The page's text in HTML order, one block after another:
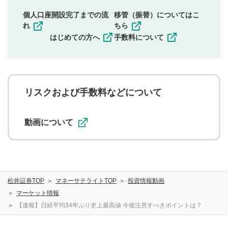
同一内容の多重投稿
その他当社が不適切と判断した投稿
一度投稿した評価およびコメントの変更・削除はできま
ことを承諾したものとします。また、利用者は、コメント
に関する著作者人格権を行使しないことに同意します。利
用者が投稿したコメントは、当社サービスの広告・宣伝、
ることがあります。
個人口座開設完了までの流
れ
はじめての方へ
移管（振替）についてはこ
ちら
手数料について
リスクおよび手数料などについて
動画について
松井証券TOP マネーサテライトTOP
投資情報動画
マーケット情報
【速報】日経平均34年ぶり史上最高値 今後注意すべきポイントは？